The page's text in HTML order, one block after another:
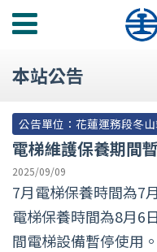
功
選
本站公告
公告單位：花蓮運務段冬
電梯維護保養期間
2025/09/09
7月電梯保養時間為7
電梯保養時間為8月6
間電梯設備暫停使用